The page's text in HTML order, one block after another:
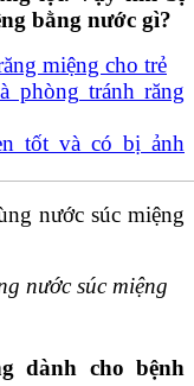
bằng nước gì?
miệng cho trẻ
phòng tránh răng
tốt và có bị ảnh
nước súc miệng
dành cho bệnh